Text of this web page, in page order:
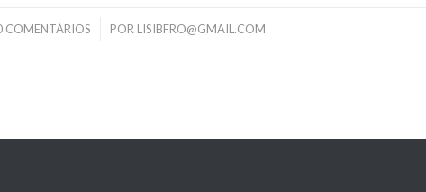
COMENTÁRIOS
/ POR LISIBFRO@GMAIL.COM